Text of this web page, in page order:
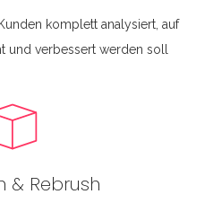
komplett analysiert, auf
und verbessert werden soll
& Rebrush